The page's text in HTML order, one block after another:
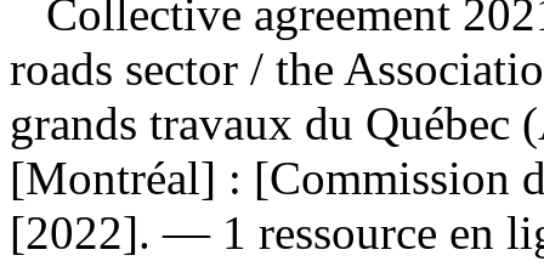
Collective agreement
roads sector / the
grands travaux du
[Montréal] : [Commission
[2022]. — 1 ressource en